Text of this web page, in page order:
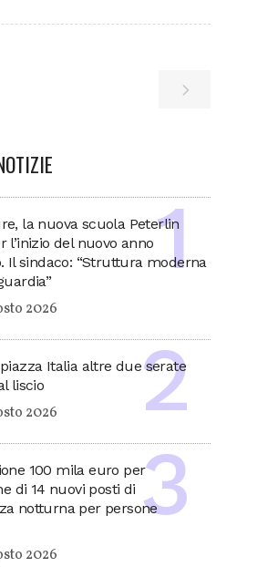
la nuova scuola Peterlin
l’inizio del nuovo anno
Il sindaco: “Struttura moderna
2026
Italia altre due serate
liscio
2026
100 mila euro per
di 14 nuovi posti di
notturna per persone
2026